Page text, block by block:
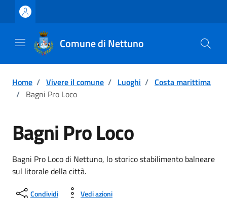
Vai ai contenuti
Vai al footer
Comune di Nettuno
Home / Vivere il comune / Luoghi / Costa marittima
/ Bagni Pro Loco
Bagni Pro Loco
Descrizione breve
Bagni Pro Loco di Nettuno, lo storico stabilimento balneare
sul litorale della città.
Condividi Vedi azioni